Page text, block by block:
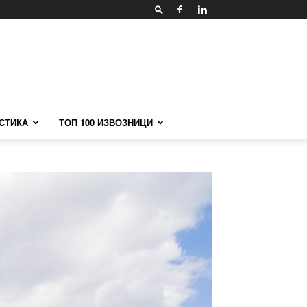
ТОП 100 ИЗВОЗНИЦИ